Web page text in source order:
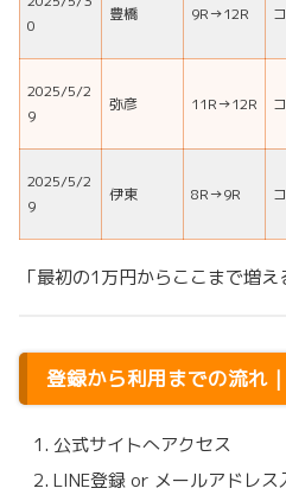
0
豊橋 9R→12R
2025/5/2
9
弥彦 11R→12R
2025/5/2
9
伊東 8R→9R
「最初の1万円からここまで増
登録から利用までの流れ
公式サイトへアクセス
LINE登録 or メールアドレス